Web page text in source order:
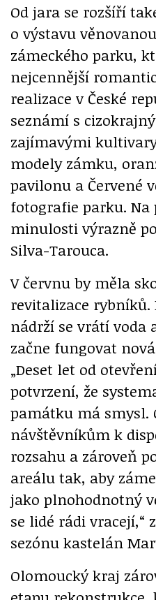
Od jara se rozšíří
o výstavu
zámeckého parku,
nejcennější
realizace v České
seznámí s
zajímavými
modely zámku,
pavilonu a Červené
fotografie parku. Na
minulosti výrazně
Silva-Tarouca.
V červnu by měla
revitalizace rybníků.
nádrží se vrátí voda
začne fungovat
„Deset let od
potvrzení, že
památku má smysl.
návštěvníkům k
rozsahu a zároveň
areálu tak, aby
jako plnohodnotný
se lidé rádi vracejí,“
sezónu kastelán
Olomoucký kraj